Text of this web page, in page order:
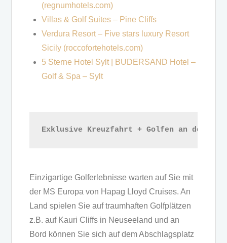
(regnumhotels.com)
Villas & Golf Suites – Pine Cliffs
Verdura Resort – Five stars luxury Resort
Sicily (roccofortehotels.com)
5 Sterne Hotel Sylt | BUDERSAND Hotel –
Golf & Spa – Sylt
Exklusive Kreuzfahrt + Golfen an den
Einzigartige Golferlebnisse warten auf Sie mit
der MS Europa von Hapag Lloyd Cruises. An
Land spielen Sie auf traumhaften Golfplätzen
z.B. auf Kauri Cliffs in Neuseeland und an
Bord können Sie sich auf dem Abschlagsplatz